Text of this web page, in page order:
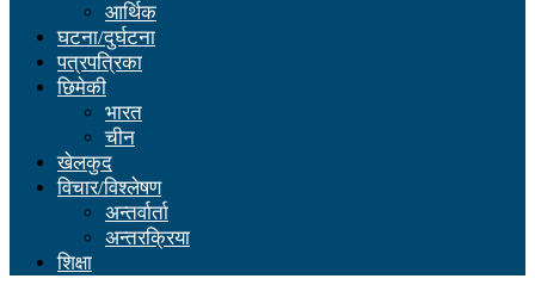
आर्थिक
घटना/दुर्घटना
पत्रपत्रिका
छिमेकी
भारत
चीन
खेलकुद
विचार/विश्लेषण
अन्तर्वार्ता
अन्तरक्रिया
शिक्षा